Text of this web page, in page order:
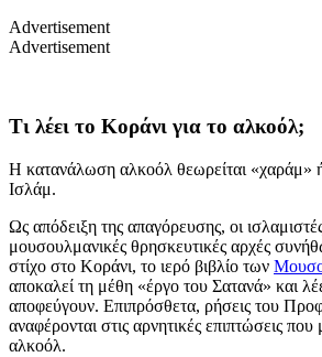
Advertisement
Advertisement
Τι λέει το Κοράνι για το αλκοόλ;
Η κατανάλωση αλκοόλ θεωρείται «χαράμ»
Ισλάμ.
Ως απόδειξη της απαγόρευσης, οι ισλαμιστές
μουσουλμανικές θρησκευτικές αρχές
στίχο στο Κοράνι, το ιερό βιβλίο των
αποκαλεί τη μέθη «έργο του Σατανά» και
αποφεύγουν. Επιπρόσθετα, ρήσεις του
αναφέρονται στις αρνητικές επιπτώσεις που
αλκοόλ.